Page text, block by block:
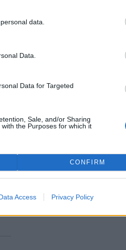
data.
Data.
Data for Targeted
Sale, and/or Sharing
the Purposes for which it
CONFIRM
Access Privacy Policy